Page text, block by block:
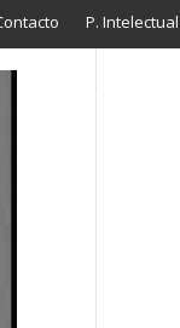
P. Intelectual
ARCHIVO